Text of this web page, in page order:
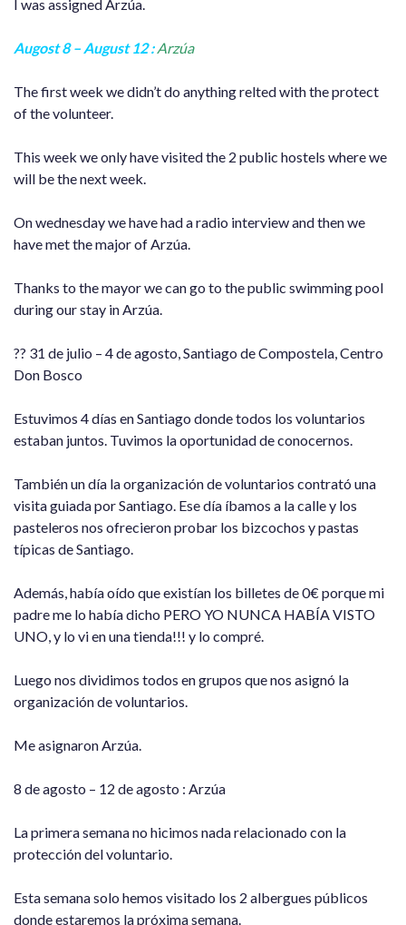
I was assigned Arzúa.
Augost 8 – August 12 :Arzúa
The first week we didn’t do anything relted with the protect
of the volunteer.
This week we only have visited the 2 public hostels where we
will be the next week.
On wednesday we have had a radio interview and then we
have met the major of Arzúa.
Thanks to the mayor we can go to the public swimming pool
during our stay in Arzúa.
?? 31 de julio – 4 de agosto, Santiago de Compostela, Centro
Don Bosco
Estuvimos 4 días en Santiago donde todos los voluntarios
estaban juntos. Tuvimos la oportunidad de conocernos.
También un día la organización de voluntarios contrató una
visita guiada por Santiago. Ese día íbamos a la calle y los
pasteleros nos ofrecieron probar los bizcochos y pastas
típicas de Santiago.
Además, había oído que existían los billetes de 0€ porque mi
padre me lo había dicho PERO YO NUNCA HABÍA VISTO
UNO, y lo vi en una tienda!!! y lo compré.
Luego nos dividimos todos en grupos que nos asignó la
organización de voluntarios.
Me asignaron Arzúa.
8 de agosto – 12 de agosto : Arzúa
La primera semana no hicimos nada relacionado con la
protección del voluntario.
Esta semana solo hemos visitado los 2 albergues públicos
donde estaremos la próxima semana.